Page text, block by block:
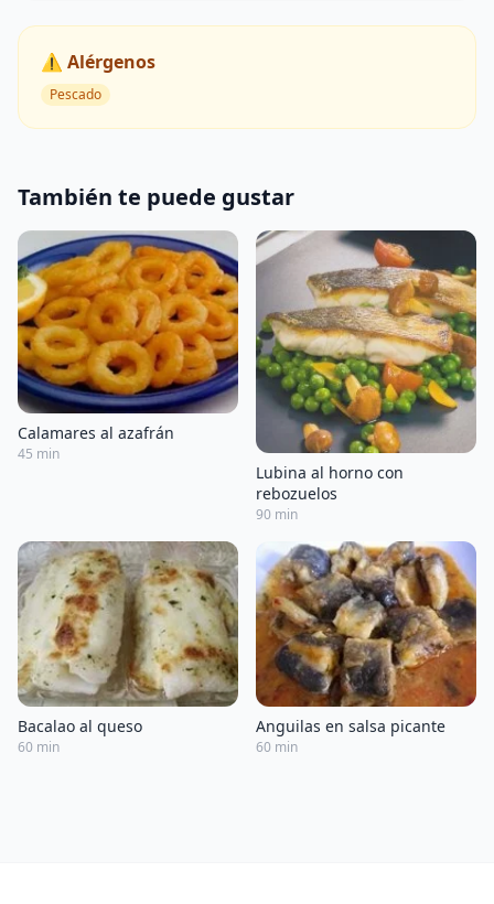
⚠️ Alérgenos
Pescado
También te puede gustar
Calamares al azafrán
45 min
Lubina al horno con
rebozuelos
90 min
Bacalao al queso
60 min
Anguilas en salsa picante
60 min